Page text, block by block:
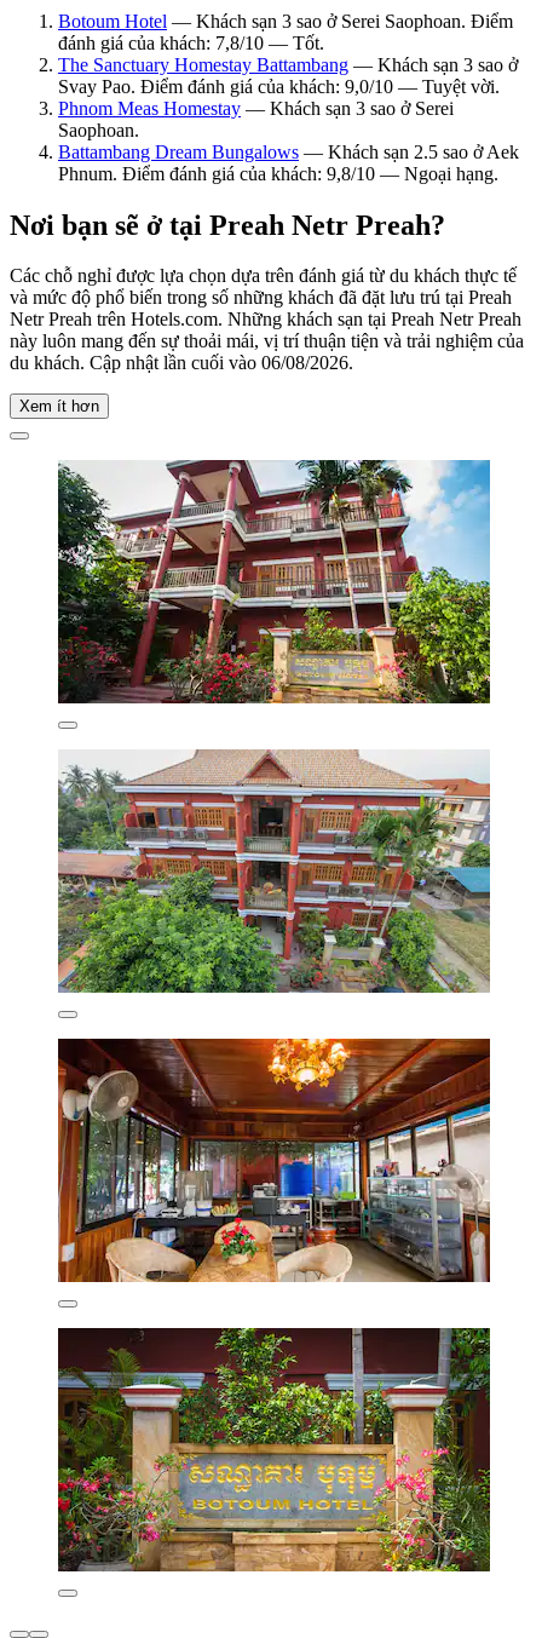
Botoum Hotel — Khách sạn 3 sao ở Serei Saophoan. Điểm
đánh giá của khách: 7,8/10 — Tốt.
The Sanctuary Homestay Battambang — Khách sạn 3 sao ở
Svay Pao. Điểm đánh giá của khách: 9,0/10 — Tuyệt vời.
Phnom Meas Homestay — Khách sạn 3 sao ở Serei
Saophoan.
Battambang Dream Bungalows — Khách sạn 2.5 sao ở Aek
Phnum. Điểm đánh giá của khách: 9,8/10 — Ngoại hạng.
Nơi bạn sẽ ở tại Preah Netr Preah?
Các chỗ nghỉ được lựa chọn dựa trên đánh giá từ du khách thực tế
và mức độ phổ biến trong số những khách đã đặt lưu trú tại Preah
Netr Preah trên Hotels.com. Những khách sạn tại Preah Netr Preah
này luôn mang đến sự thoải mái, vị trí thuận tiện và trải nghiệm của
du khách. Cập nhật lần cuối vào 06/08/2026.
Xem ít hơn